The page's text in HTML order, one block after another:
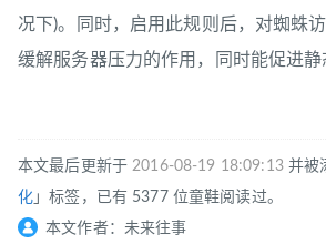
况下)。同时，启用此规则后，对蜘蛛
缓解服务器压力的作用，同时能促进静
本文最后更新于2016-08-19 18:09:13并被
化 」标签，已有 5377 位童鞋阅读过。
本文作者：未来往事